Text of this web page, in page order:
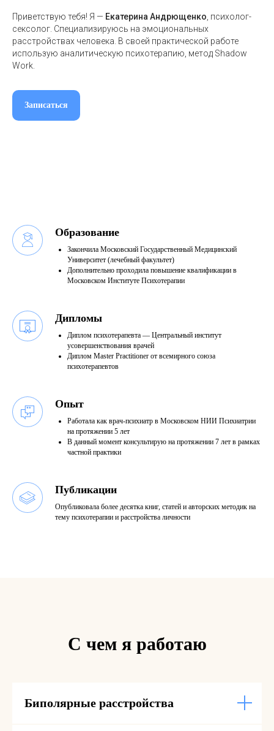
Приветствую тебя! Я — Екатерина Андрющенко, психолог-
сексолог. Специализируюсь на эмоциональных
расстройствах человека. В своей практической работе
использую аналитическую психотерапию, метод Shadow
Work.
Записаться
Образование
Закончила Московский Государственный Медицинский
Университет (лечебный факультет)
Дополнительно проходила повышение квалификации в
Московском Институте Психотерапии
Дипломы
Диплом психотерапевта — Центральный институт
усовершенствования врачей
Диплом Master Practitioner от всемирного союза
психотерапевтов
Опыт
Работала как врач-психиатр в Московском НИИ Психиатрии
на протяжении 5 лет
В данный момент консультирую на протяжении 7 лет в рамках
частной практики
Публикации
Опубликовала более десятка книг, статей и авторских методик на
тему психотерапии и расстройства личности
С чем я работаю
Биполярные расстройства